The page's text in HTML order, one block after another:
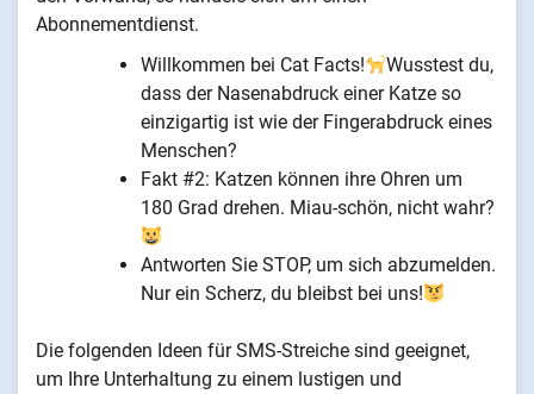
Abonnementdienst.
Willkommen bei Cat Facts!
Wusstest du,
dass der Nasenabdruck einer Katze so
einzigartig ist wie der Fingerabdruck eines
Menschen?
Fakt #2: Katzen können ihre Ohren um
180 Grad drehen. Miau-schön, nicht wahr?
Antworten Sie STOP, um sich abzumelden.
Nur ein Scherz, du bleibst bei uns!
Die folgenden Ideen für SMS-Streiche sind geeignet,
um Ihre Unterhaltung zu einem lustigen und